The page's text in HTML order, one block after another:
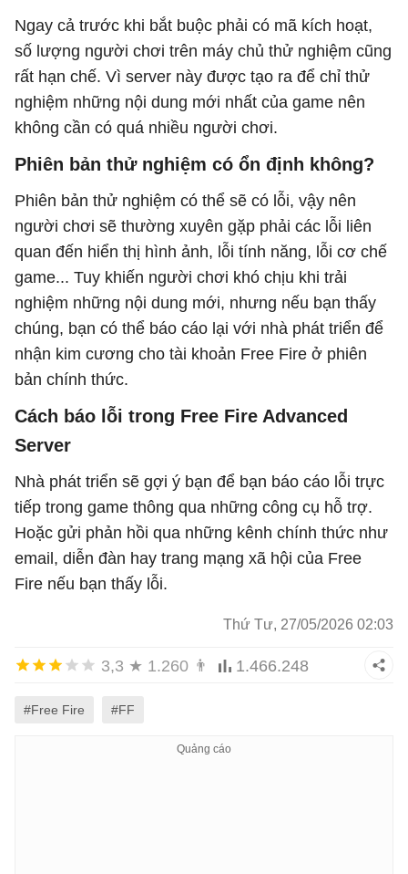
Ngay cả trước khi bắt buộc phải có mã kích hoạt,
số lượng người chơi trên máy chủ thử nghiệm cũng
rất hạn chế. Vì server này được tạo ra để chỉ thử
nghiệm những nội dung mới nhất của game nên
không cần có quá nhiều người chơi.
Phiên bản thử nghiệm có ổn định không?
Phiên bản thử nghiệm có thể sẽ có lỗi, vậy nên
người chơi sẽ thường xuyên gặp phải các lỗi liên
quan đến hiển thị hình ảnh, lỗi tính năng, lỗi cơ chế
game... Tuy khiến người chơi khó chịu khi trải
nghiệm những nội dung mới, nhưng nếu bạn thấy
chúng, bạn có thể báo cáo lại với nhà phát triển để
nhận kim cương cho tài khoản Free Fire ở phiên
bản chính thức.
Cách báo lỗi trong Free Fire Advanced
Server
Nhà phát triển sẽ gợi ý bạn để bạn báo cáo lỗi trực
tiếp trong game thông qua những công cụ hỗ trợ.
Hoặc gửi phản hồi qua những kênh chính thức như
email, diễn đàn hay trang mạng xã hội của Free
Fire nếu bạn thấy lỗi.
Thứ Tư, 27/05/2026 02:03
3,3 ★ 1.260 👨 1.466.248
#Free Fire #FF